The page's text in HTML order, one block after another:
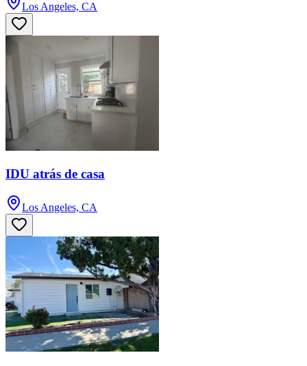
Los Angeles, CA
IDU atrás de casa
Los Angeles, CA